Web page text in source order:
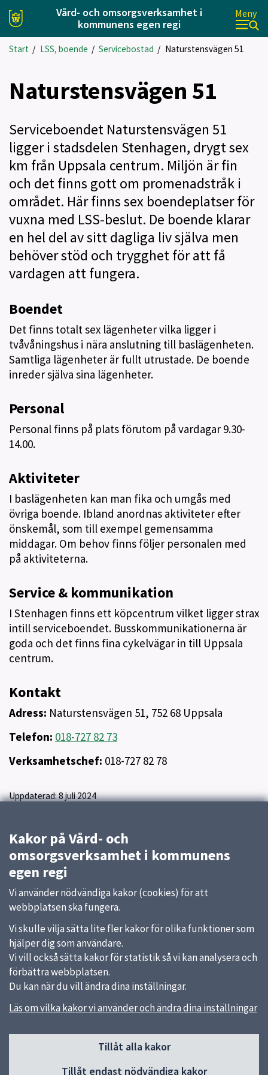
Vård- och omsorgsverksamhet i
kommunens egen regi
Meny
Start / LSS, boende / Servicebostad / Naturstensvägen 51
Naturstensvägen 51
Serviceboendet Naturstensvägen 51
ligger i stadsdelen Stenhagen, drygt sex
km från Uppsala centrum. Miljön är fin
och det finns gott om promenadstråk i
området. Här finns sex boendeplatser för
vuxna med LSS-beslut. De boende klarar
en hel del av sitt dagliga liv själva men
behöver stöd och trygghet för att få
vardagen att fungera.
Boendet
Det finns totalt sex lägenheter vilka ligger i
tvåvåningshus i nära anslutning till baslägenheten.
Samtliga lägenheter är fullt utrustade. De boende
inreder själva sina lägenheter.
Personal
Personal finns på plats förutom på vardagar 9.30-
14.00.
Aktiviteter
I baslägenheten kan man fika och umgås med
övriga boende. Ibland anordnas aktiviteter efter
önskemål, som till exempel gemensamma
middagar. Om behov finns följer personalen med
på aktiviteterna.
Service & kommunikation
I Stenhagen finns ett köpcentrum vilket ligger strax
intill serviceboendet. Busskommunikationerna är
goda och det finns fina cykelvägar in till Uppsala
centrum.
Kontakt
Adress: Naturstensvägen 51, 752 68 Uppsala
Telefon: 018-727 82 73
Verksamhetschef: 018-727 82 78
Uppdaterad:8 juli 2024
Kakor på Vård- och
omsorgsverksamhet i kommunens
egen regi
Vi använder nödvändiga kakor (cookies) för att
webbplatsen ska fungera.
Vi skulle vilja sätta lite fler kakor för olika funktioner som
hjälper dig som användare.
Vi vill också sätta kakor för statistik så vi kan analysera och
förbättra webbplatsen.
Du kan när du vill ändra dina inställningar.
Läs om vilka kakor vi använder och ändra dina inställningar
Tillåt alla kakor
Tillåt endast nödvändiga kakor
Sidfot